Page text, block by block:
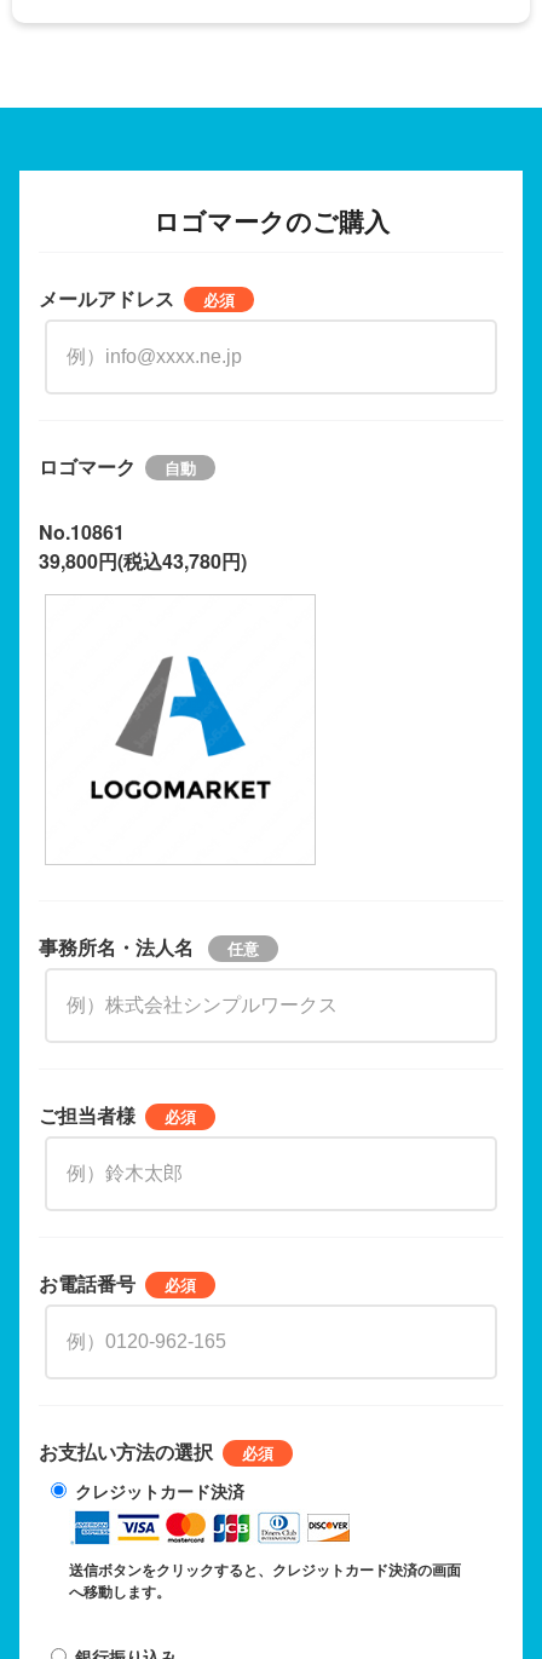
ロゴマークのご購入
メールアドレス
ロゴマーク
No.10861
39,800円(税込43,780円)
事務所名・法人名
ご担当者様
お電話番号
お支払い方法の選択
クレジットカード決済
送信ボタンをクリックすると、クレジットカード決済の画面
へ移動します。